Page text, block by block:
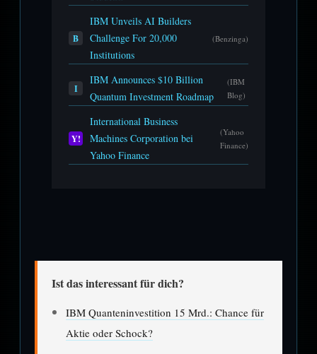
B
IBM Unveils AI Builders
Challenge For 20,000
Institutions
(Benzinga)
I
IBM Announces $10 Billion
Quantum Investment Roadmap
(IBM
Blog)
Y!
International Business
Machines Corporation bei
Yahoo Finance
(Yahoo
Finance)
Ist das interessant für dich?
IBM Quanteninvestition 15 Mrd.: Chance für
Aktie oder Schock?